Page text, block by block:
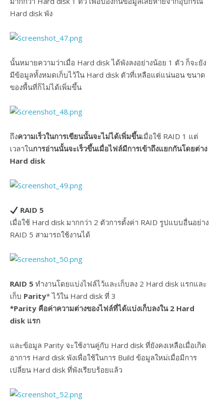
Hard disk พัง
นั้นหมายความว่าเมื่อ Hard disk ได้พังลงอย่างน้อย 1 ตัว ก็จะยัง
มีข้อมูลทั้งหมดเก็บไว้ใน Hard disk ตัวที่เหลือแต่แน่นอน ขนาด
ของพื้นที่ก็ไม่ได้เพิ่มขึ้น
ถึงความเร็วในการเขียนนั้นจะไม่ได้เพิ่มขึ้นเมื่อใช้ RAID 1 แต่
เวลาในการอ่านนั้นจะเร็วขึ้นเมื่อไฟล์มีการเข้าถึงแยกกันโดยต่าง
Hard disk
RAID 5
เมื่อใช้ Hard disk มากกว่า 2 ตัวการตั้งค่า RAID รูปแบบอื่นอย่าง
RAID 5 สามารถใช้งานได้
RAID 5 ทำงานโดยแบ่งไฟล์ไว้และเก็บลง 2 Hard disk แรกและ
เก็บ Parity* ไว้ใน Hard disk ที่ 3
*Parity คือค่าความต่างของไฟล์ที่ได้แบ่งเก็บลงใน 2 Hard
disk แรก
และข้อมูล Parity จะใช้งานคู่กับ Hard disk ที่ยังคงเหลือเมื่อเกิด
อาการ Hard disk พังเพื่อใช้ในการ Build ข้อมูลใหม่เมื่อมีการ
เปลี่ยน Hard disk ที่พังเรียบร้อยแล้ว